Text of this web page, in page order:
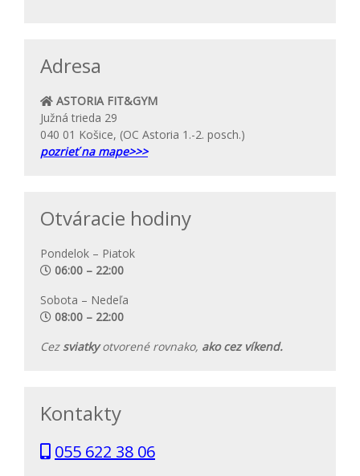
Adresa
ASTORIA FIT&GYM
Južná trieda 29
040 01 Košice, (OC Astoria 1.-2. posch.)
pozrieť na mape>>>
Otváracie hodiny
Pondelok – Piatok
06:00 – 22:00
Sobota – Nedeľa
08:00 – 22:00
Cez sviatkyotvorené rovnako, ako cez víkend.
Kontakty
055 622 38 06